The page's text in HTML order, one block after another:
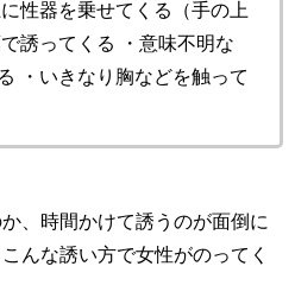
性器を乗せてくる（手の上
誘ってくる ・意味不明な
・いきなり胸などを触って
、時間かけて誘うのが面倒に
んな誘い方で女性がのってく